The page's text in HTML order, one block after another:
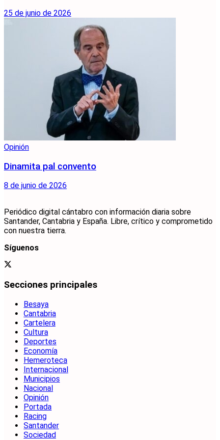
25 de junio de 2026
Opinión
Dinamita pal convento
8 de junio de 2026
Periódico digital cántabro con información diaria sobre
Santander, Cantabria y España. Libre, crítico y comprometido
con nuestra tierra.
Síguenos
Secciones principales
Besaya
Cantabria
Cartelera
Cultura
Deportes
Economía
Hemeroteca
Internacional
Municipios
Nacional
Opinión
Portada
Racing
Santander
Sociedad